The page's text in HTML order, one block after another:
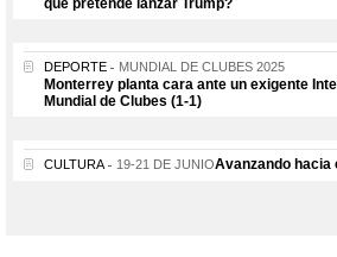
DEPORTE MUNDIAL DE CLUBES 2025
Monterrey planta cara ante un exigente
Mundial de Clubes (1-1)
CULTURA 19-21 DE JUNIOAvanzando hacia